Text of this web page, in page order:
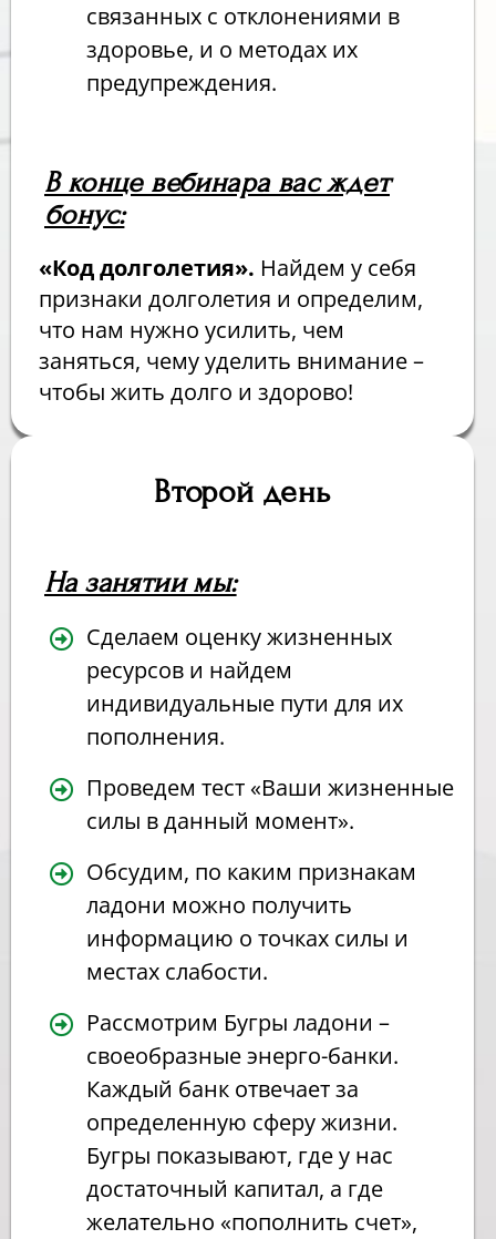
связанных с отклонениями в
здоровье, и о методах их
предупреждения.
В конце вебинара вас ждет
бонус:
«Код долголетия». Найдем у себя
признаки долголетия и определим,
что нам нужно усилить, чем
заняться, чему уделить внимание –
чтобы жить долго и здорово!
Второй день
На занятии мы:
Сделаем оценку жизненных
ресурсов и найдем
индивидуальные пути для их
пополнения.
Проведем тест «Ваши жизненные
силы в данный момент».
Обсудим, по каким признакам
ладони можно получить
информацию о точках силы и
местах слабости.
Рассмотрим Бугры ладони –
своеобразные энерго-банки.
Каждый банк отвечает за
определенную сферу жизни.
Бугры показывают, где у нас
достаточный капитал, а где
желательно «пополнить счет»,